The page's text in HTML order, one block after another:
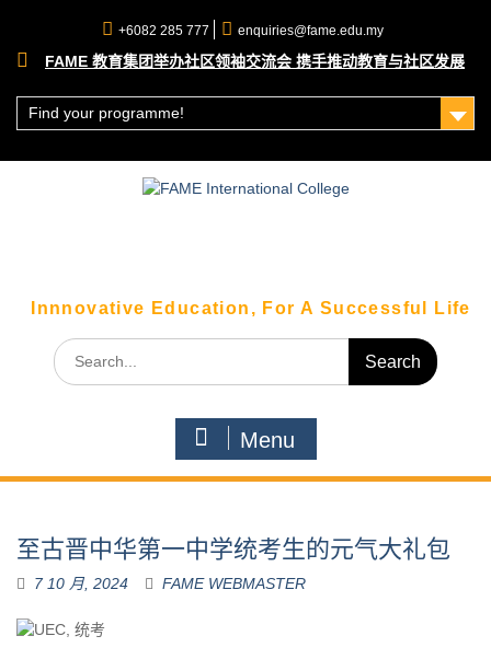
content
+6082 285 777 enquiries@fame.edu.my
FAME 教育集团举办社区领袖交流会 携手推动教育与社区发展
走出课堂！FAME 科技系学生带你直击砂拉越科技巨头 SAINS
总部！
Find your programme!
Innnovative Education, For A Successful Life
Search
for:
Menu
至古晋中华第一中学统考生的元气大礼包
7 10 月, 2024 FAME WEBMASTER